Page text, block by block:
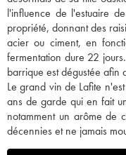
l'influence de l'estuaire
propriété, donnant des
acier ou ciment, en
fermentation dure 22
barrique est dégustée afin
Le grand vin de Lafite
ans de garde qui en fait
notamment un arôme de
décennies et ne jamais